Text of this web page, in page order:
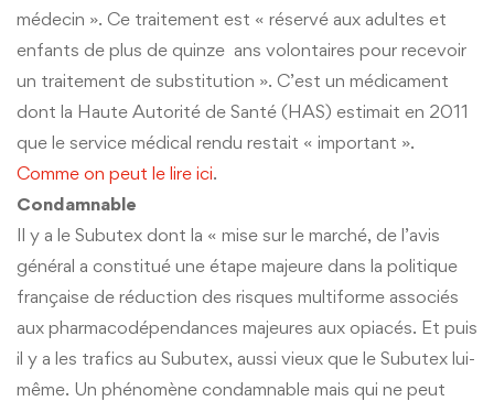
médecin ». Ce traitement est « réservé aux adultes et
enfants de plus de quinze ans volontaires pour recevoir
un traitement de substitution ». C’est un médicament
dont la Haute Autorité de Santé (HAS) estimait en 2011
que le service médical rendu restait « important ».
Comme on peut le lire ici.
Condamnable
Il y a le Subutex dont la « mise sur le marché, de l’avis
général a constitué une étape majeure dans la politique
française de réduction des risques multiforme associés
aux pharmacodépendances majeures aux opiacés. Et puis
il y a les trafics au Subutex, aussi vieux que le Subutex lui-
même. Un phénomène condamnable mais qui ne peut